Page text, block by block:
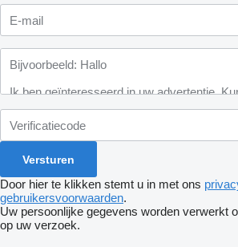
Door hier te klikken stemt u in met ons
gebruikersvoorwaarden.
Uw persoonlijke gegevens worden verwerkt
op uw verzoek.